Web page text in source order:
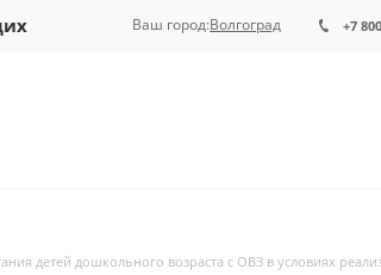
+7
Ваш город:Волгоград
детей дошкольного возраста с ОВЗ в условиях